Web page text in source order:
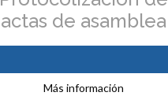
actas de asamblea
Más información